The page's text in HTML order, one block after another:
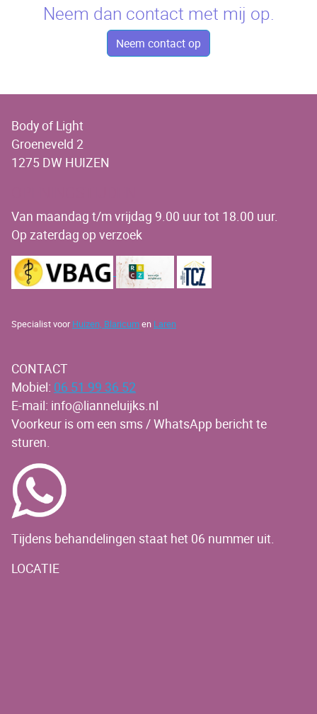
Neem dan contact met mij op.
Neem contact op
Body of Light
Groeneveld 2
1275 DW HUIZEN
Van maandag t/m vrijdag 9.00 uur tot 18.00 uur.
Op zaterdag op verzoek
Specialist voor Huizen, Blaricumen Laren
CONTACT
Mobiel: 06 51 99 36 52
E-mail: info@lianneluijks.nl
Voorkeur is om een sms / WhatsApp bericht te
sturen.
Tijdens behandelingen staat het 06 nummer uit.
LOCATIE